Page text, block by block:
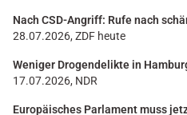
Nach CSD-Angriff: Rufe nach
28.07.2026, ZDF heute
Weniger Drogendelikte in
17.07.2026, NDR
Europäisches Parlament muss